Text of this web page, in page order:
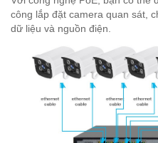
công lắp đặt camera quan sát,
dữ liệu và nguồn điện.